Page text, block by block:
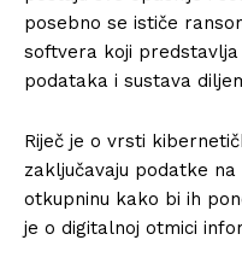
posebno se ističe
softvera koji
podataka i sustava
Riječ je o vrsti
zaključavaju podatke
otkupninu kako bi ih
je o digitalnoj otmici